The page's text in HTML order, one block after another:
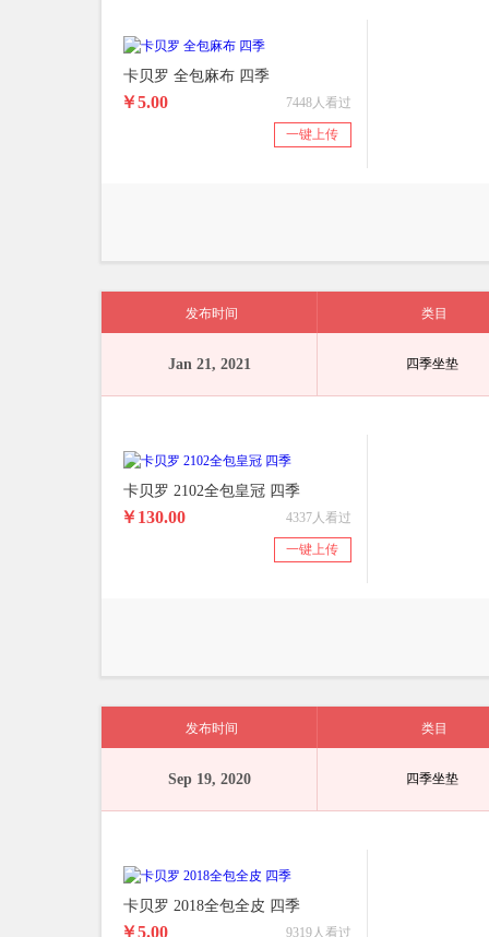
卡贝罗 全包麻布 四季
￥5.00 7448人看过
一键上传
发布时间 类目
Jan 21, 2021 四季坐垫
卡贝罗 2102全包皇冠 四季
￥130.00 4337人看过
一键上传
发布时间 类目
Sep 19, 2020 四季坐垫
卡贝罗 2018全包全皮 四季
￥5.00 9319人看过